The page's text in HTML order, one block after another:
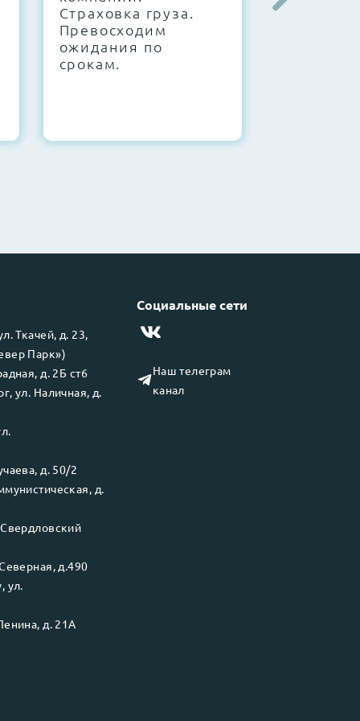
Страховка груза.
Превосходим
ожидания по
срокам.
Ткачей, д. 23,
Парк»)
д. 2Б ст6
, ул. Наличная, д.
д. 50/2
д.
Свердловский
д.490
, ул.
д. 21А
Социальные сети
Наш телеграм
канал